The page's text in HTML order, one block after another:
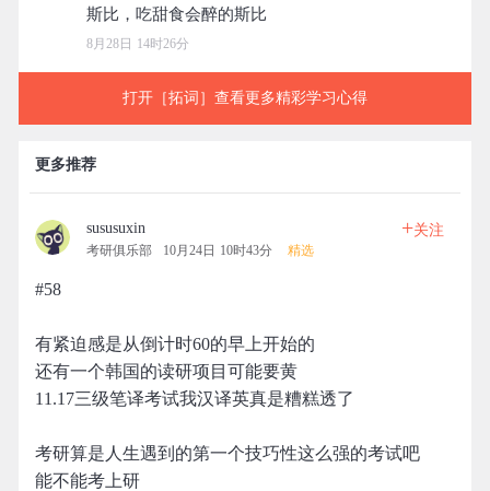
8月28日 14时26分
打开［拓词］查看更多精彩学习心得
更多推荐
sususuxin
考研俱乐部 10月24日 10时43分 精选
+关注
#58
有紧迫感是从倒计时60的早上开始的
还有一个韩国的读研项目可能要黄
11.17三级笔译考试我汉译英真是糟糕透了
考研算是人生遇到的第一个技巧性这么强的考试吧
能不能考上研